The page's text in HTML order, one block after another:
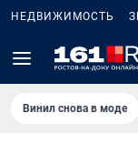
НЕДВИЖИМОСТЬ
Винил снова в моде